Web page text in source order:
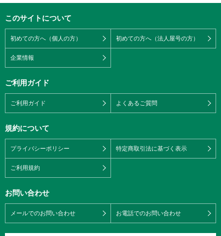
このサイトについて
初めての方へ（個人の方） 初めての方へ（法人屋号の方）
企業情報
ご利用ガイド
ご利用ガイド よくあるご質問
規約について
プライバシーポリシー 特定商取引法に基づく表示
ご利用規約
お問い合わせ
メールでのお問い合わせ お電話でのお問い合わせ